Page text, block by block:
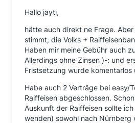
Hallo jayti,
hätte auch direkt ne Frage.
stimmt, die Volks +
Haben mir meine Gebühr auch
Allerdings ohne Zinsen )-: und
Fristsetzung wurde komentarlos
Habe auch 2 Verträge bei easy/
Raiffeisen abgeschlossen.
Auskunft der Raiffeisen sollte
wenden) sowohl nach Nürnberg